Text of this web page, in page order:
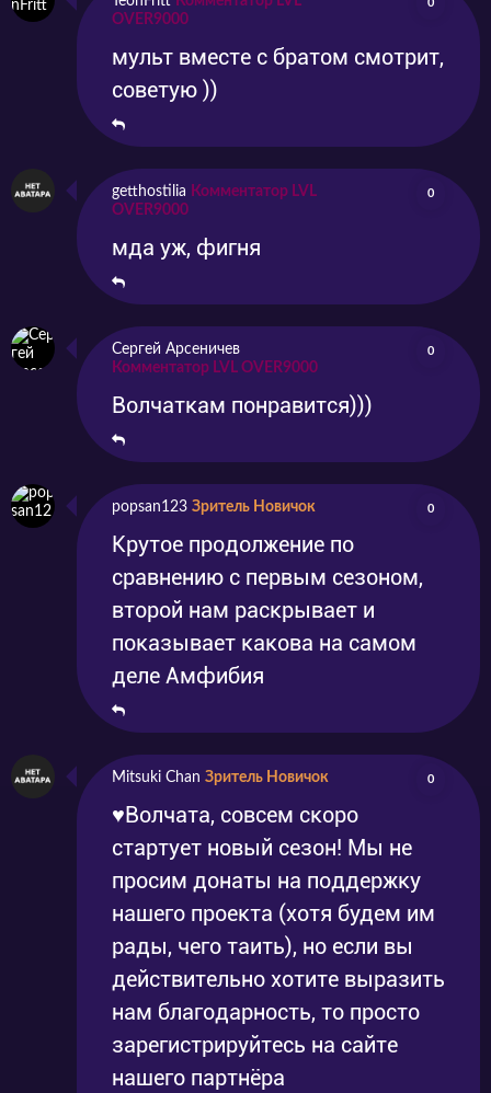
OVER9000
0
мульт вместе с братом смотрит,
советую ))
getthostilia Комментатор LVL
OVER9000
0
мда уж, фигня
Сергей Арсеничев
Комментатор LVL OVER9000
0
Волчаткам понравится)))
popsan123 Зритель Новичок 0
Крутое продолжение по
сравнению с первым сезоном,
второй нам раскрывает и
показывает какова на самом
деле Амфибия
Mitsuki Chan Зритель Новичок 0
♥Волчата, совсем скоро
стартует новый сезон! Мы не
просим донаты на поддержку
нашего проекта (хотя будем им
рады, чего таить), но если вы
действительно хотите выразить
нам благодарность, то просто
зарегистрируйтесь на сайте
нашего партнёра